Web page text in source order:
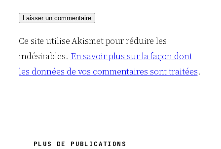
Ce site utilise Akismet pour réduire les
indésirables. En savoir plus sur la façon dont
les données de vos commentaires sont traitées.
PLUS DE PUBLICATIONS